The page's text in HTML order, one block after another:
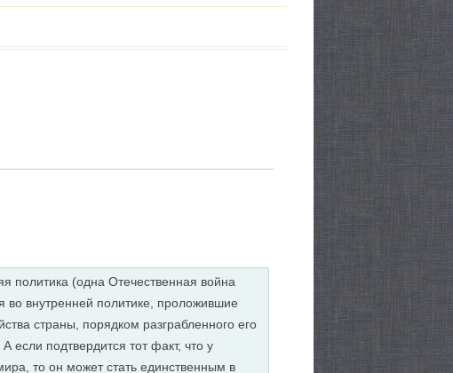
политика (одна Отечественная война
во внутренней политике, проложившие
страны, порядком разграбленного его
если подтвердится тот факт, что у
то он может стать единственным в